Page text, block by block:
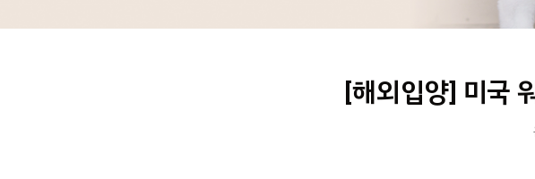
[해외입양] 미국